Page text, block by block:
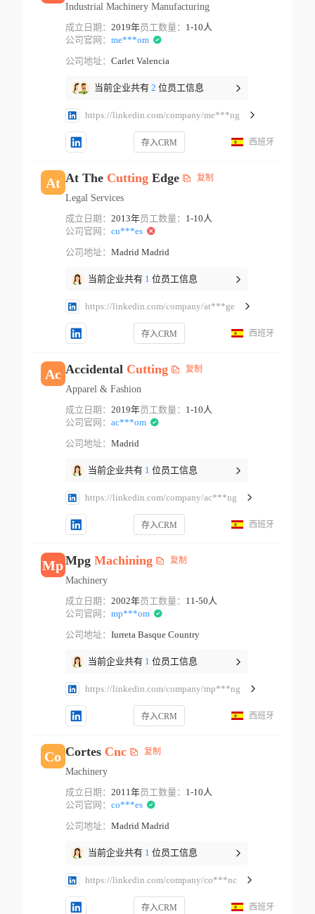
Industrial Machinery Manufacturing
成立日期： 2019年员工数量： 1-10人
公司官网： me***om
公司地址： Carlet Valencia
当前企业共有 2 位员工信息
https://linkedin.com/company/me***ng
存入CRM 西班牙
At At The CuttingEdge 复制
Legal Services
成立日期： 2013年员工数量： 1-10人
公司官网： cu***es
公司地址： Madrid Madrid
当前企业共有 1 位员工信息
https://linkedin.com/company/at***ge
存入CRM 西班牙
Ac Accidental Cutting 复制
Apparel & Fashion
成立日期： 2019年员工数量： 1-10人
公司官网： ac***om
公司地址： Madrid
当前企业共有 1 位员工信息
https://linkedin.com/company/ac***ng
存入CRM 西班牙
MpMpg Machining 复制
Machinery
成立日期： 2002年员工数量： 11-50人
公司官网： mp***om
公司地址： Iurreta Basque Country
当前企业共有 1 位员工信息
https://linkedin.com/company/mp***ng
存入CRM 西班牙
Co Cortes Cnc 复制
Machinery
成立日期： 2011年员工数量： 1-10人
公司官网： co***es
公司地址： Madrid Madrid
当前企业共有 1 位员工信息
https://linkedin.com/company/co***nc
存入CRM 西班牙